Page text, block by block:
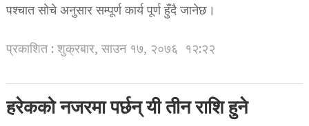
पश्चात सोचे अनुसार सम्पूर्ण कार्य पूर्ण हुँदै जानेछ।
प्रकाशित : शुक्रबार, साउन १७, २०७६ १२:२२
हरेकको नजरमा पर्छन् यी तीन राशि हुने